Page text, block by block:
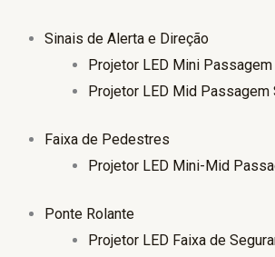
Sinais de Alerta e Direção
Projetor LED Mini Passagem
Projetor LED Mid Passagem
Faixa de Pedestres
Projetor LED Mini-Mid
Ponte Rolante
Projetor LED Faixa de